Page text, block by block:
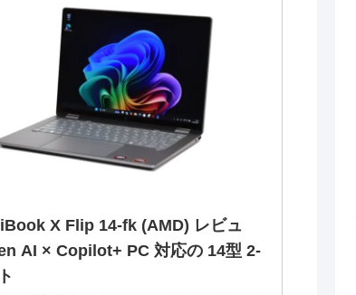
X Flip 14-fk (AMD) レビュ
AI × Copilot+ PC 対応の 14型 2-